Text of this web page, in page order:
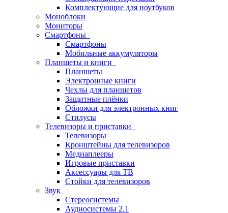
Комплектующие для ноутбуков
Моноблоки
Мониторы
Смартфоны
Смартфоны
Мобильные аккумуляторы
Планшеты и книги
Планшеты
Электронные книги
Чехлы для планшетов
Защитные плёнки
Обложки для электронных книг
Стилусы
Телевизоры и приставки
Телевизоры
Кронштейны для телевизоров
Медиаплееры
Игровые приставки
Аксессуары для ТВ
Стойки для телевизоров
Звук
Стереосистемы
Аудиосистемы 2.1